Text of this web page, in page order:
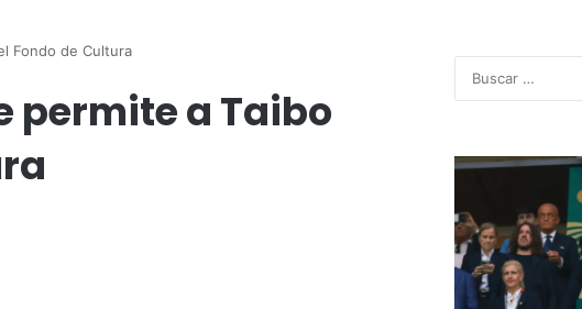
Fondo de Cultura
permite a Taibo